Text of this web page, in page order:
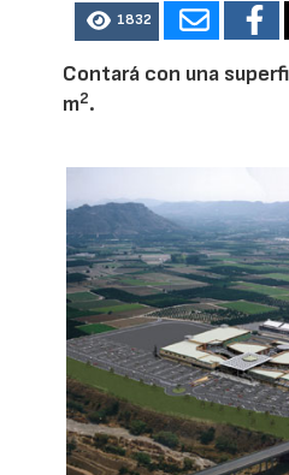
1832
Contará con una
m2.